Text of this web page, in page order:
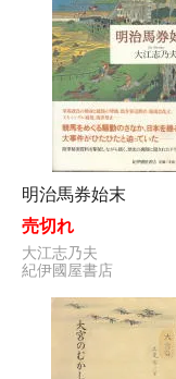
明治馬券始末
売切れ
大江志乃夫
紀伊國屋書店